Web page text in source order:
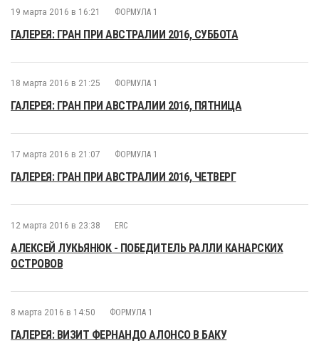
19 марта 2016 в 16:21 ФОРМУЛА 1
ГАЛЕРЕЯ: ГРАН ПРИ АВСТРАЛИИ 2016, СУББОТА
18 марта 2016 в 21:25 ФОРМУЛА 1
ГАЛЕРЕЯ: ГРАН ПРИ АВСТРАЛИИ 2016, ПЯТНИЦА
17 марта 2016 в 21:07 ФОРМУЛА 1
ГАЛЕРЕЯ: ГРАН ПРИ АВСТРАЛИИ 2016, ЧЕТВЕРГ
12 марта 2016 в 23:38 ERC
АЛЕКСЕЙ ЛУКЬЯНЮК - ПОБЕДИТЕЛЬ РАЛЛИ КАНАРСКИХ
ОСТРОВОВ
8 марта 2016 в 14:50 ФОРМУЛА 1
ГАЛЕРЕЯ: ВИЗИТ ФЕРНАНДО АЛОНСО В БАКУ